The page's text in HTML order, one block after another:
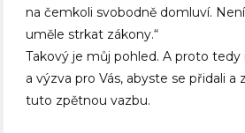
na čemkoli svobodně domluví.
uměle strkat zákony.“
Takový je můj pohled. A proto
a výzva pro Vás, abyste se přidali a
tuto zpětnou vazbu.